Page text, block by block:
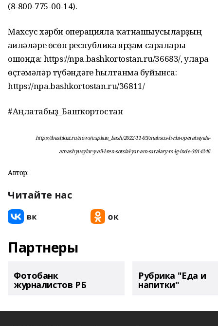
(8-800-775-00-14).
Махсус хәрби операцияла ҡатнашыусыларҙың
ғаиләләре өсөн республика ярҙам саралары
ошонда: https://npa.bashkortostan.ru/36683/, уларға
өҫтәмәләр түбәндәге һылтанма буйынса:
https://npa.bashkortostan.ru/36811/
#Аңлатабыҙ_Башҡортостан
https://bashkizi.ru/news/explain_bash/2022-11-03/mahsus-h-rbi-operatsiyala-
atnashyusylar-y-ail-l-ren-sotsial-yar-am-saralary-m-lg-inde-3014246
Автор:
Читайте нас
Партнеры
Фотобанк
журналистов РБ
Рубрика "Еда и
напитки"